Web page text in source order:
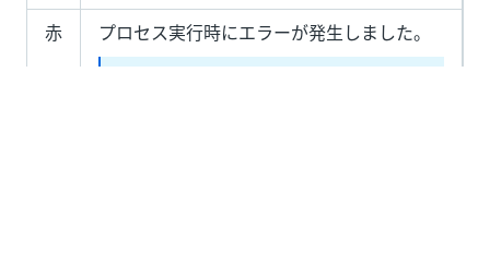
赤 プロセス実行時にエラーが発生しました。